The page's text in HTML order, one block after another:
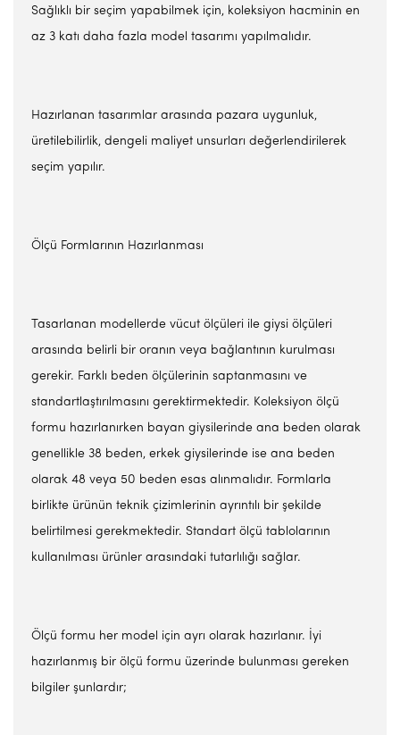
Sağlıklı bir seçim yapabilmek için, koleksiyon hacminin en
az 3 katı daha fazla model tasarımı yapılmalıdır.
Hazırlanan tasarımlar arasında pazara uygunluk,
üretilebilirlik, dengeli maliyet unsurları değerlendirilerek
seçim yapılır.
Ölçü Formlarının Hazırlanması
Tasarlanan modellerde vücut ölçüleri ile giysi ölçüleri
arasında belirli bir oranın veya bağlantının kurulması
gerekir. Farklı beden ölçülerinin saptanmasını ve
standartlaştırılmasını gerektirmektedir. Koleksiyon ölçü
formu hazırlanırken bayan giysilerinde ana beden olarak
genellikle 38 beden, erkek giysilerinde ise ana beden
olarak 48 veya 50 beden esas alınmalıdır. Formlarla
birlikte ürünün teknik çizimlerinin ayrıntılı bir şekilde
belirtilmesi gerekmektedir. Standart ölçü tablolarının
kullanılması ürünler arasındaki tutarlılığı sağlar.
Ölçü formu her model için ayrı olarak hazırlanır. İyi
hazırlanmış bir ölçü formu üzerinde bulunması gereken
bilgiler şunlardır;